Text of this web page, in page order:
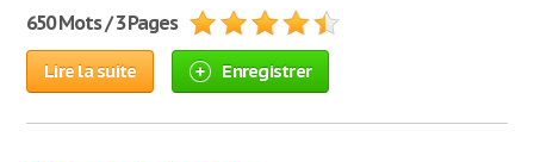
650 Mots / 3 Pages
Lire la suite Enregistrer